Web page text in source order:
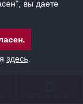
вы даете
здесь.